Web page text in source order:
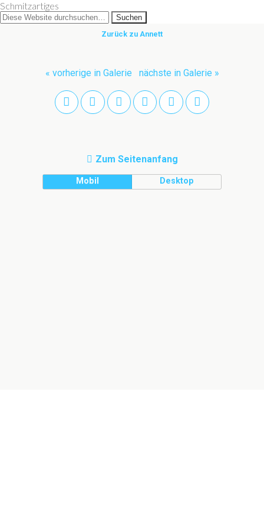
Schmitzartiges
Zurück zu Annett
« vorherige in Galerie nächste in Galerie »
Zum Seitenanfang
Mobil Desktop